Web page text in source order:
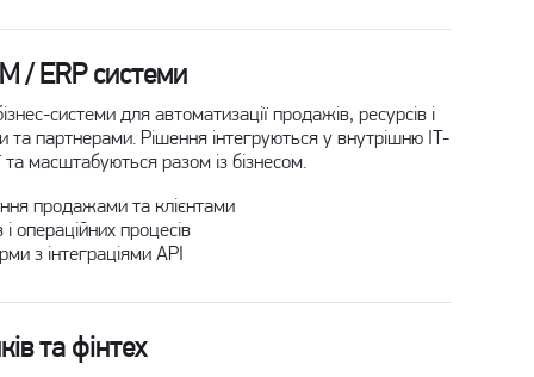
/ ERP системи
системи для автоматизації продажів, ресурсів і
та партнерами. Рішення інтегруються у внутрішню IT-
та масштабуються разом із бізнесом.
продажами та клієнтами
і операційних процесів
з інтеграціями API
та фінтех